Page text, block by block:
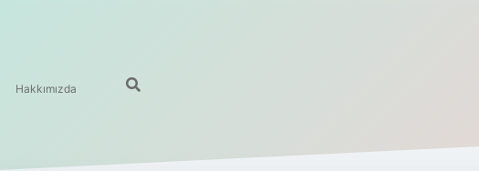
Hakkımızda